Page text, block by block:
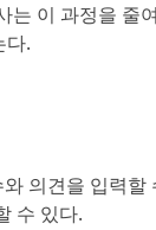
는 이 과정을 줄
다.
의견을 입력할
수 있다.